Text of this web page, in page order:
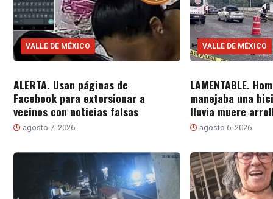
VALLE DE MÉXICO
ALERTA. Usan páginas de
Facebook para extorsionar a
vecinos con noticias falsas
agosto 7, 2026
VALLE DE MÉXICO
LAMENTABLE.
manejaba una
lluvia muere
agosto 6, 2026